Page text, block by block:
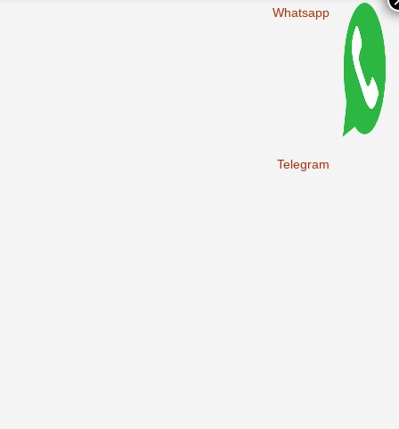
Whatsapp
Telegram